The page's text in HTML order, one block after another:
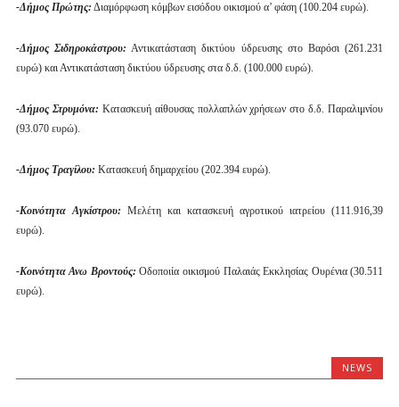
-Δήμος Πρώτης: Διαμόρφωση κόμβων εισόδου οικισμού α’ φάση (100.204 ευρώ).
-Δήμος Σιδηροκάστρου: Αντικατάσταση δικτύου ύδρευσης στο Βαρόσι (261.231
ευρώ) και Αντικατάσταση δικτύου ύδρευσης στα δ.δ. (100.000 ευρώ).
-Δήμος Στρυμόνα: Κατασκευή αίθουσας πολλαπλών χρήσεων στο δ.δ. Παραλιμνίου
(93.070 ευρώ).
-Δήμος Τραγίλου: Κατασκευή δημαρχείου (202.394 ευρώ).
-Κοινότητα Αγκίστρου: Μελέτη και κατασκευή αγροτικού ιατρείου (111.916,39
ευρώ).
-Κοινότητα Ανω Βροντούς: Οδοποιία οικισμού Παλαιάς Εκκλησίας Ουρένια (30.511
ευρώ).
NEWS